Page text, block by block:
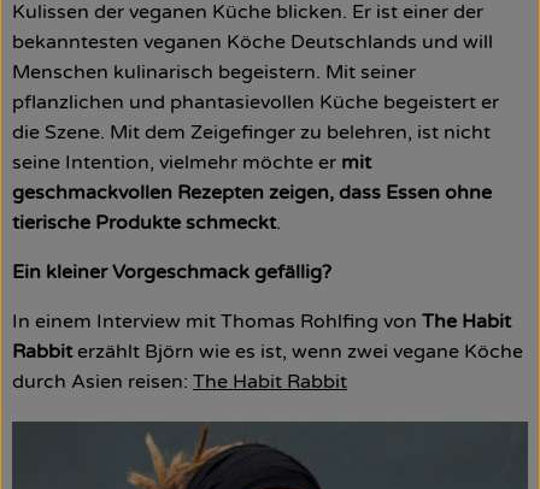
So geht’s
Über uns
Blog
Rezepte
Kulissen der veganen Küche blicken. Er ist einer der
bekanntesten veganen Köche Deutschlands und will
Menschen kulinarisch begeistern. Mit seiner
pflanzlichen und phantasievollen Küche begeistert er
die Szene. Mit dem Zeigefinger zu belehren, ist nicht
seine Intention, vielmehr möchte er mit
geschmackvollen Rezepten zeigen, dass Essen ohne
tierische Produkte schmeckt.
Ein kleiner Vorgeschmack gefällig?
In einem Interview mit Thomas Rohlfing von The Habit
Rabbiterzählt Björn wie es ist, wenn zwei vegane Köche
durch Asien reisen: The Habit Rabbit